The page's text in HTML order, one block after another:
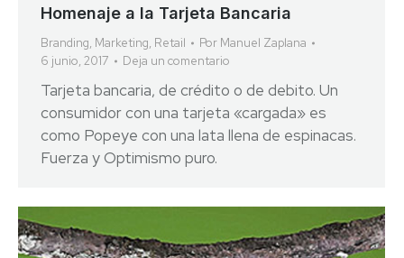
Homenaje a la Tarjeta Bancaria
Branding, Marketing, Retail Por Manuel Zaplana
6 junio, 2017
Deja un comentario
Tarjeta bancaria, de crédito o de debito. Un
consumidor con una tarjeta «cargada» es
como Popeye con una lata llena de espinacas.
Fuerza y Optimismo puro.